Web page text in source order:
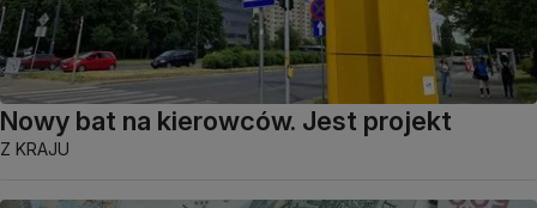
Nowy bat na kierowców. Jest projekt
Z KRAJU